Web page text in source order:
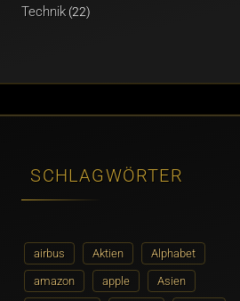
Technik (22)
SCHLAGWÖRTER
airbus Aktien Alphabet
amazon apple Asien